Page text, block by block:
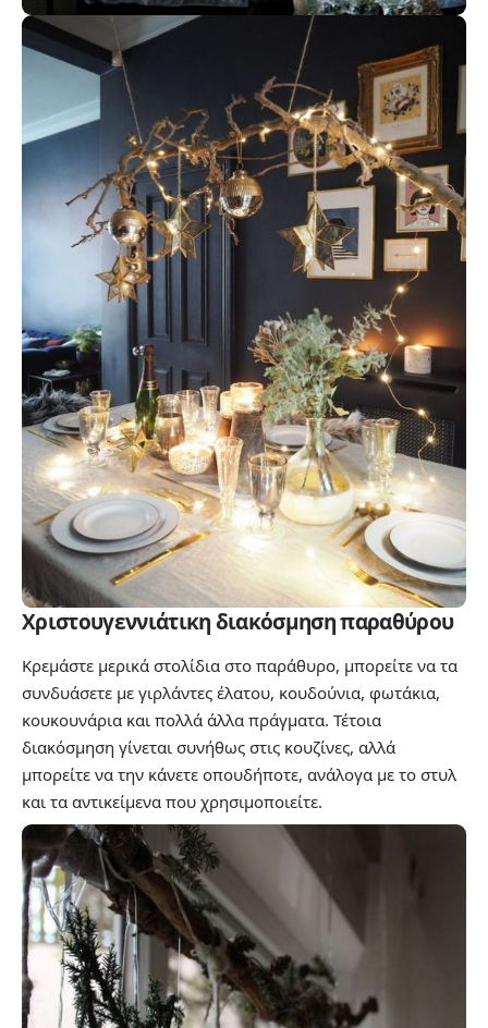
Χριστουγεννιάτικη διακόσμηση παραθύρου
Κρεμάστε μερικά στολίδια στο παράθυρο, μπορείτε να τα
συνδυάσετε με γιρλάντες έλατου, κουδούνια, φωτάκια,
κουκουνάρια και πολλά άλλα πράγματα. Τέτοια
διακόσμηση γίνεται συνήθως στις κουζίνες, αλλά
μπορείτε να την κάνετε οπουδήποτε, ανάλογα με το στυλ
και τα αντικείμενα που χρησιμοποιείτε.